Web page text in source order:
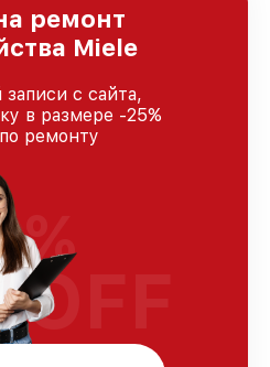
ремонт
Miele
с сайта,
в размере -25%
ремонту
%
OFF